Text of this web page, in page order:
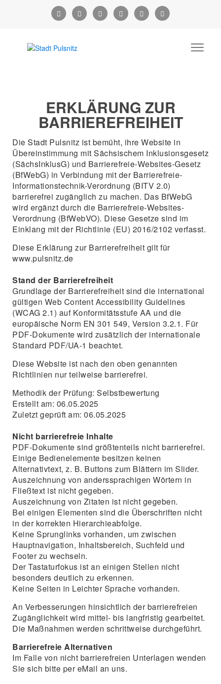
ERKLÄRUNG ZUR
BARRIEREFREIHEIT
Die Stadt Pulsnitz ist bemüht, ihre Website in
Übereinstimmung mit Sächsischem Inklusionsgesetz
(SächsInklusG) und Barrierefreie-Websites-Gesetz
(BfWebG) in Verbindung mit der Barrierefreie-
Informationstechnik-Verordnung (BITV 2.0)
barrierefrei zugänglich zu machen. Das BfWebG
wird ergänzt durch die Barrierefreie-Websites-
Verordnung (BfWebVO). Diese Gesetze sind im
Einklang mit der Richtlinie (EU) 2016/2102 verfasst.
Diese Erklärung zur Barrierefreiheit gilt für
www.pulsnitz.de
Stand der Barrierefreiheit
Grundlage der Barrierefreiheit sind die international
gültigen Web Content Accessibility Guidelines
(WCAG 2.1) auf Konformitätsstufe AA und die
europäische Norm EN 301 549, Version 3.2.1. Für
PDF-Dokumente wird zusätzlich der internationale
Standard PDF/UA-1 beachtet.
Diese Website ist nach den oben genannten
Richtlinien nur teilweise barrierefrei.
Methodik der Prüfung: Selbstbewertung
Erstellt am: 06.05.2025
Zuletzt geprüft am: 06.05.2025
Nicht barrierefreie Inhalte
PDF-Dokumente sind größtenteils nicht barrierefrei.
Einige Bedienelemente besitzen keinen
Alternativtext, z. B. Buttons zum Blättern im Slider.
Auszeichnung von anderssprachigen Wörtern in
Fließtext ist nicht gegeben.
Auszeichnung von Zitaten ist nicht gegeben.
Bei einigen Elementen sind die Überschriften nicht
in der korrekten Hierarchieabfolge.
Keine Sprunglinks vorhanden, um zwischen
Hauptnavigation, Inhaltsbereich, Suchfeld und
Footer zu wechseln.
Der Tastaturfokus ist an einigen Stellen nicht
besonders deutlich zu erkennen.
Keine Seiten in Leichter Sprache vorhanden.
An Verbesserungen hinsichtlich der barrierefreien
Zugänglichkeit wird mittel- bis langfristig gearbeitet.
Die Maßnahmen werden schrittweise durchgeführt.
Barrierefreie Alternativen
Im Falle von nicht barrierefreien Unterlagen wenden
Sie sich bitte per eMail an uns.